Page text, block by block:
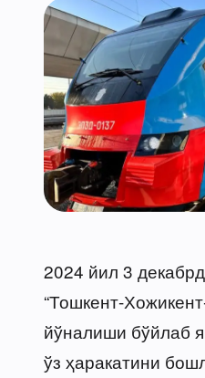
2024 йил 3
“Тошкент-
йўналиши бўйлаб
ўз ҳаракатини